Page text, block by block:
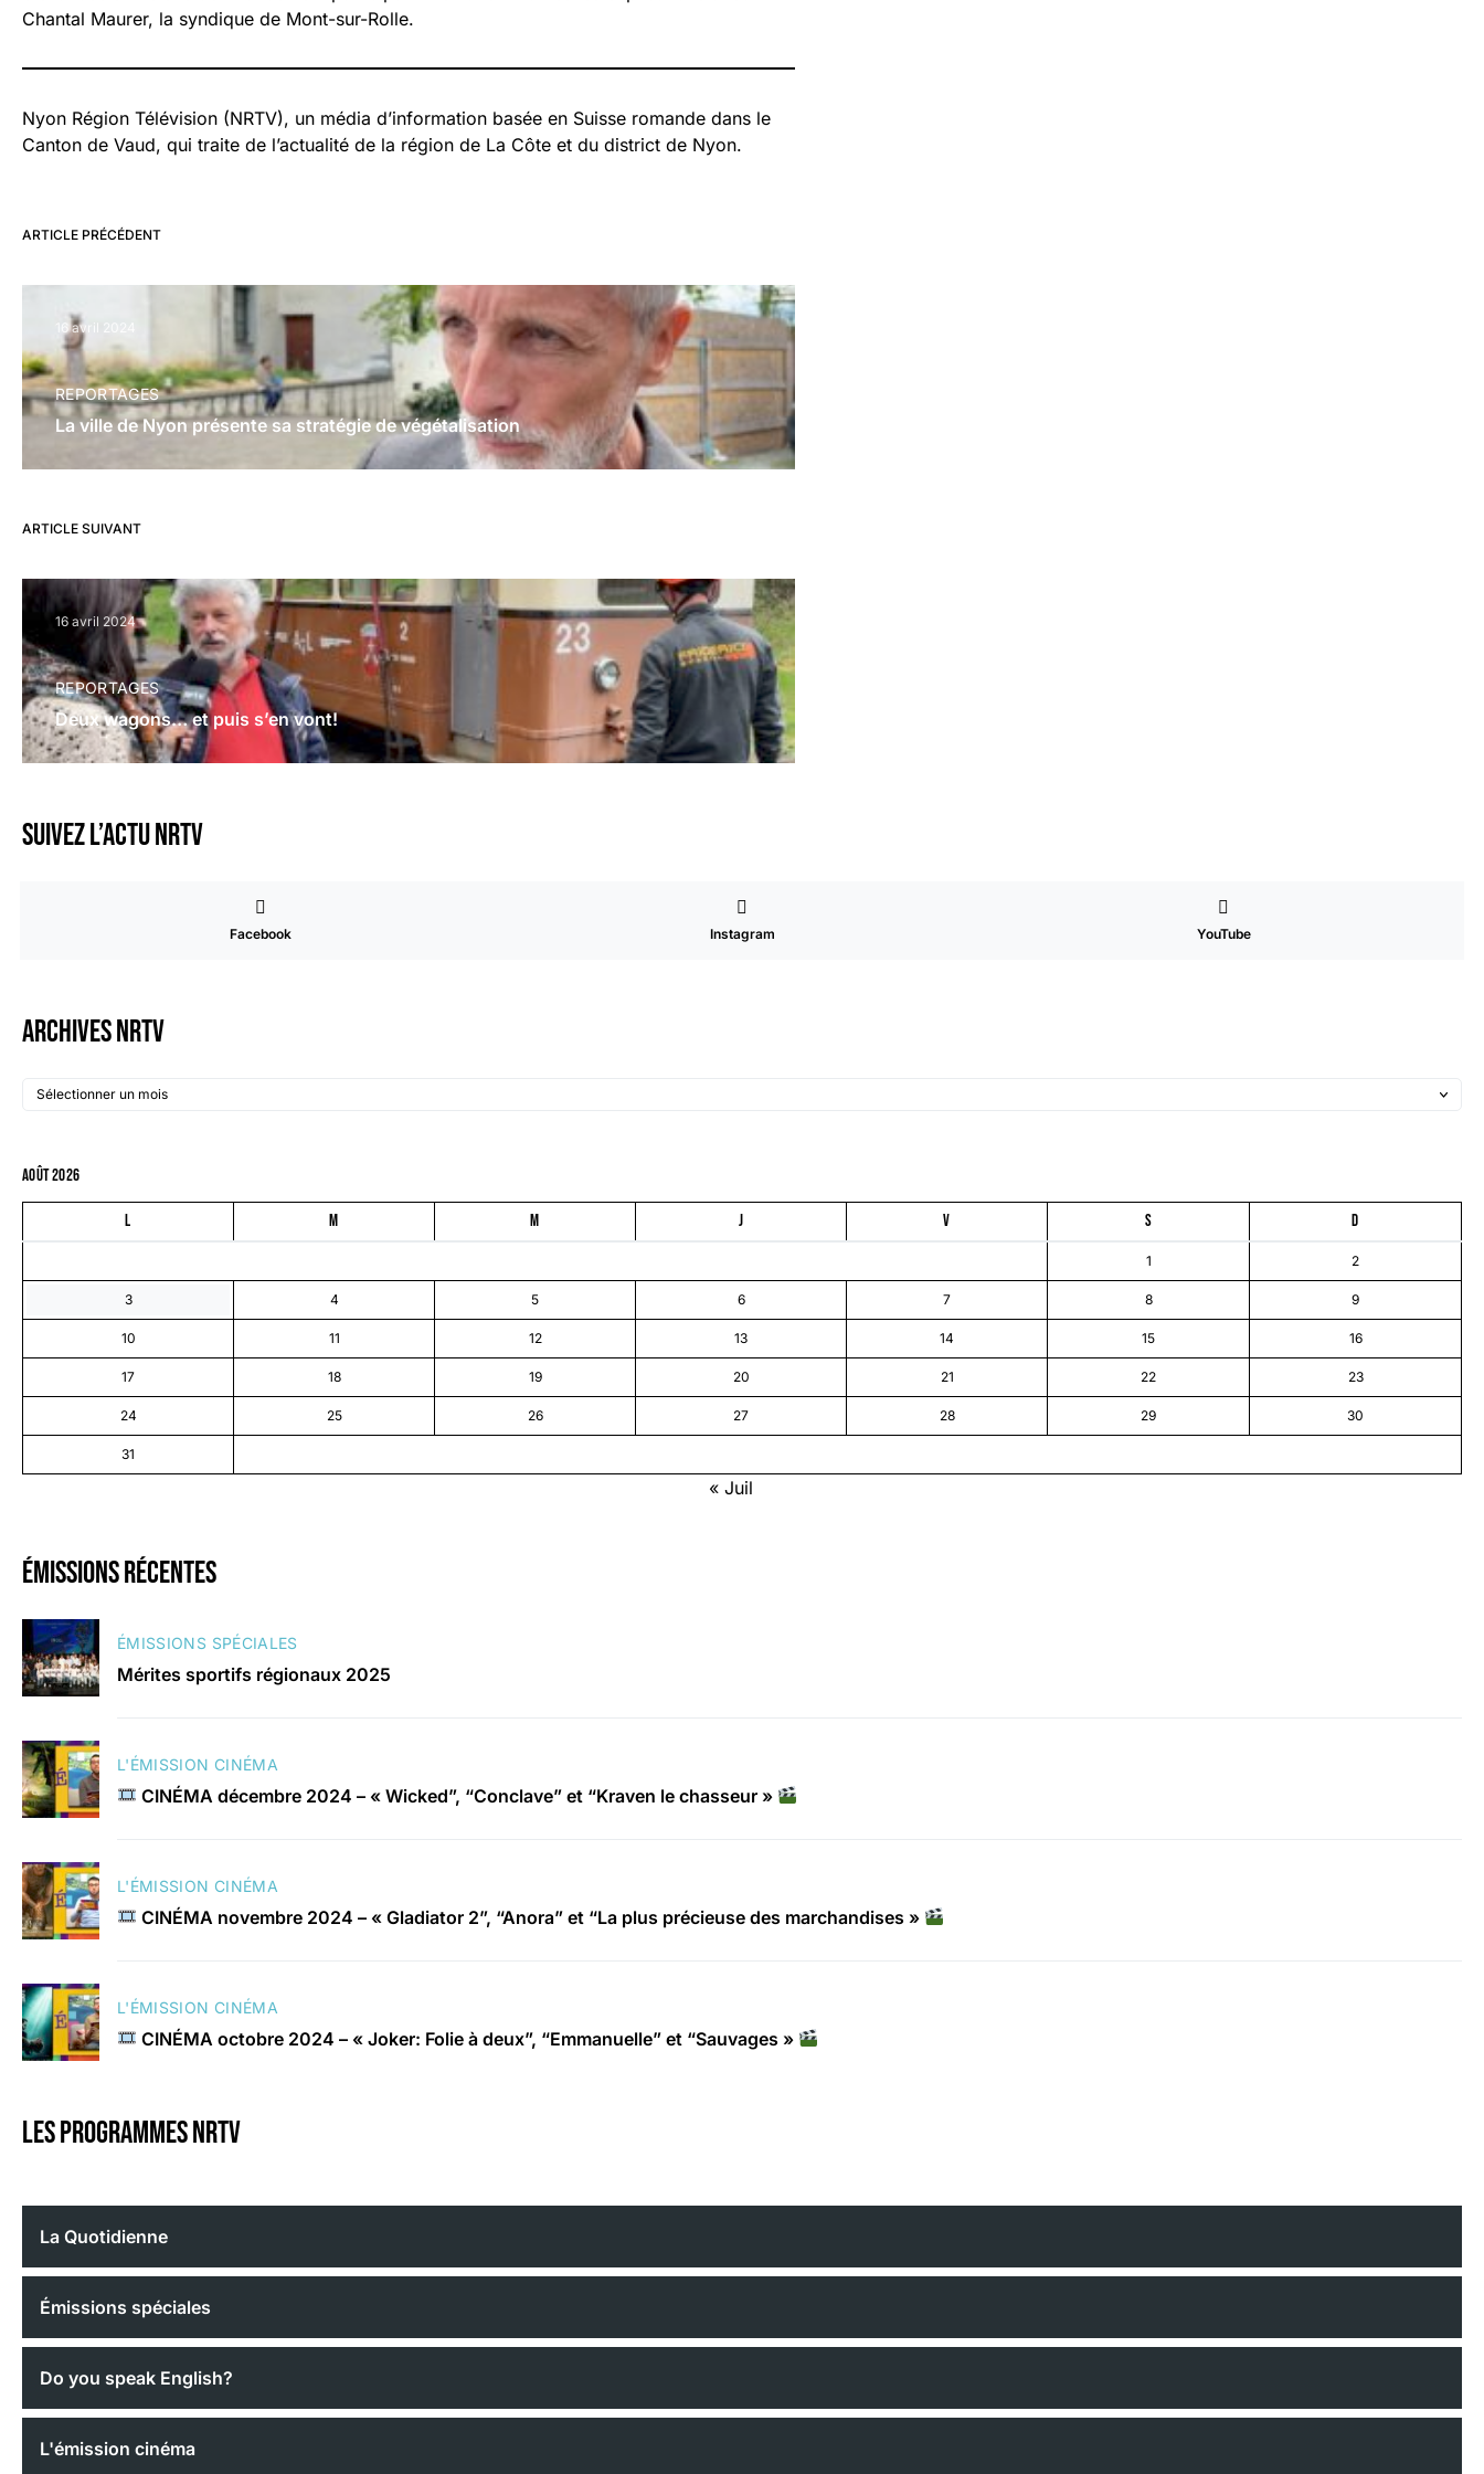
Chantal Maurer, la syndique de Mont-sur-Rolle.
Nyon Région Télévision (NRTV), un média d’information basée en Suisse romande dans le
Canton de Vaud, qui traite de l’actualité de la région de La Côte et du district de Nyon.
ARTICLE PRÉCÉDENT
16 avril 2024
REPORTAGES
La ville de Nyon présente sa stratégie de végétalisation
ARTICLE SUIVANT
16 avril 2024
REPORTAGES
Deux wagons… et puis s’en vont!
Suivez l’actu NRTV
Facebook Instagram YouTube
Archives NRTV
août 2026
L M M J V S D
1 2
3 4 5 6 7 8 9
10 11 12 13 14 15 16
17 18 19 20 21 22 23
24 25 26 27 28 29 30
31
« Juil
émissions récentes
ÉMISSIONS SPÉCIALES
Mérites sportifs régionaux 2025
L'ÉMISSION CINÉMA
CINÉMA décembre 2024 – « Wicked”, “Conclave” et “Kraven le chasseur »
L'ÉMISSION CINÉMA
CINÉMA novembre 2024 – « Gladiator 2”, “Anora” et “La plus précieuse des marchandises »
L'ÉMISSION CINÉMA
CINÉMA octobre 2024 – « Joker: Folie à deux”, “Emmanuelle” et “Sauvages »
Les programmes nrtv
La Quotidienne
Émissions spéciales
Do you speak English?
L'émission cinéma